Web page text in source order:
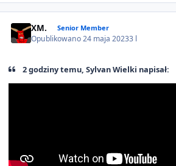
XM. Senior Member
Opublikowano24 maja 20233 l
2 godziny temu, Sylvan Wielki napisał: